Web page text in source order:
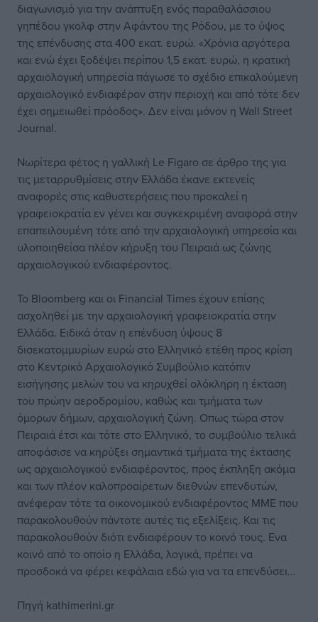
διαγωνισμό για την ανάπτυξη ενός παραθαλάσσιου
γηπέδου γκολφ στην Αφάντου της Ρόδου, με το ύψος
της επένδυσης στα 400 εκατ. ευρώ. «Χρόνια αργότερα
και ενώ έχει ξοδέψει περίπου 1,5 εκατ. ευρώ, η κρατική
αρχαιολογική υπηρεσία πάγωσε το σχέδιο επικαλούμενη
αρχαιολογικό ενδιαφέρον στην περιοχή και από τότε δεν
έχει σημειωθεί πρόοδος». Δεν είναι μόνον η Wall Street
Journal.
Νωρίτερα φέτος η γαλλική Le Figaro σε άρθρο της για
τις μεταρρυθμίσεις στην Ελλάδα έκανε εκτενείς
αναφορές στις καθυστερήσεις που προκαλεί η
γραφειοκρατία εν γένει και συγκεκριμένη αναφορά στην
επαπειλουμένη τότε από την αρχαιολογική υπηρεσία και
υλοποιηθείσα πλέον κήρυξη του Πειραιά ως ζώνης
αρχαιολογικού ενδιαφέροντος.
Το Bloomberg και οι Financial Times έχουν επίσης
ασχοληθεί με την αρχαιολογική γραφειοκρατία στην
Ελλάδα. Ειδικά όταν η επένδυση ύψους 8
δισεκατομμυρίων ευρώ στο Ελληνικό ετέθη προς κρίση
στο Κεντρικό Αρχαιολογικό Συμβούλιο κατόπιν
εισήγησης μελών του να κηρυχθεί ολόκληρη η έκταση
του πρώην αεροδρομίου, καθώς και τμήματα των
όμορων δήμων, αρχαιολογική ζώνη. Οπως τώρα στον
Πειραιά έτσι και τότε στο Ελληνικό, το συμβούλιο τελικά
αποφάσισε να κηρύξει σημαντικά τμήματα της έκτασης
ως αρχαιολογικού ενδιαφέροντος, προς έκπληξη ακόμα
και των πλέον καλοπροαίρετων διεθνών επενδυτών,
ανέφεραν τότε τα οικονομικού ενδιαφέροντος ΜΜΕ που
παρακολουθούν πάντοτε αυτές τις εξελίξεις. Και τις
παρακολουθούν διότι ενδιαφέρουν το κοινό τους. Ενα
κοινό από το οποίο η Ελλάδα, λογικά, πρέπει να
προσδοκά να φέρει κεφάλαια εδώ για να τα επενδύσει…
Πηγή kathimerini.gr